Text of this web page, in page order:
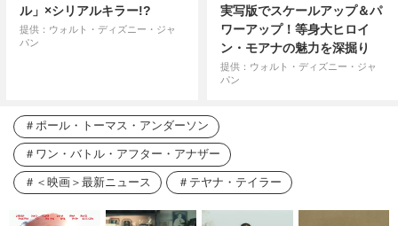
ル」×シリアルキラー!?
提供：ウォルト・ディズニー・ジャ
パン
実写版でスケールアップ＆パ
ワーアップ！等身大ヒロイ
ン・モアナの魅力を深掘り
提供：ウォルト・ディズニー・ジャ
パン
ポール・トーマス・アンダーソン
ワン・バトル・アフター・アナザー
＜映画＞最新ニュース テヤナ・テイラー